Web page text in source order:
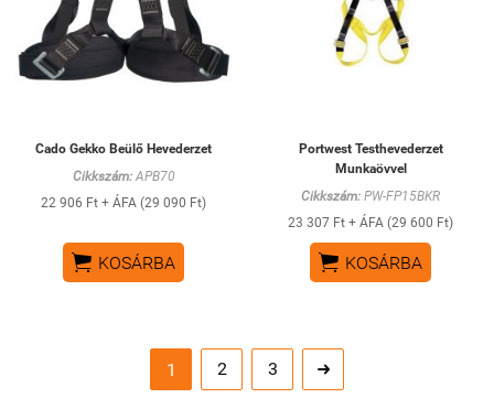
Cado Gekko Beülő Hevederzet
Cikkszám:APB70
22 906 Ft + ÁFA (29 090 Ft)
 KOSÁRBA
Portwest Testhevederzet
Munkaövvel
Cikkszám: PW-FP15BKR
23 307 Ft + ÁFA (29 600 Ft)
 KOSÁRBA
1 2 3 